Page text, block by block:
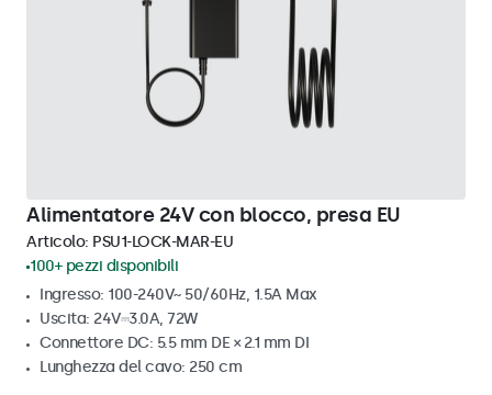
Alimentatore 24V con blocco, presa EU
Articolo: PSU1-LOCK-MAR-EU
100+ pezzi disponibili
Ingresso: 100-240V~ 50/60Hz, 1.5A Max
Uscita: 24V⎓3.0A, 72W
Connettore DC: 5.5 mm DE × 2.1 mm DI
Lunghezza del cavo: 250 cm